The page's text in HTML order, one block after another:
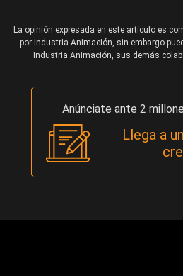
La opinión expresada en este artículo es
por Industria Animación, sin embargo
Industria Animación, sus demás
Anúnciate ante 2
Llega a